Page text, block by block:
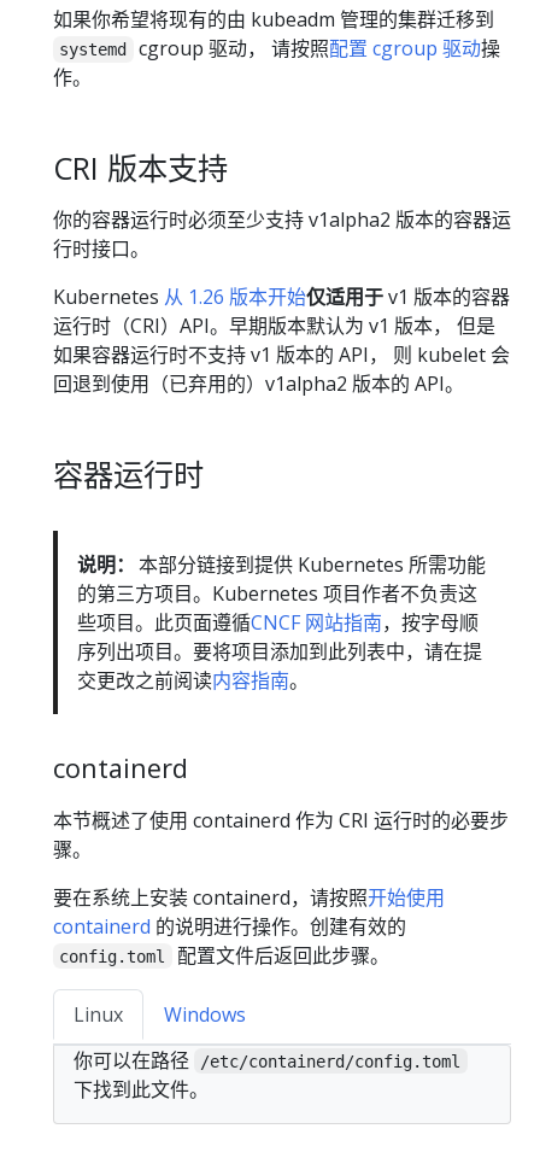
如果你希望将现有的由 kubeadm 管理的集群迁移到
systemd cgroup 驱动， 请按照配置 cgroup 驱动操
作。
CRI 版本支持
你的容器运行时必须至少支持 v1alpha2 版本的容器运
行时接口。
Kubernetes 从 1.26 版本开始仅适用于v1 版本的容器
运行时（CRI）API。早期版本默认为 v1 版本， 但是
如果容器运行时不支持 v1 版本的 API， 则 kubelet 会
回退到使用（已弃用的）v1alpha2 版本的 API。
容器运行时
说明： 本部分链接到提供 Kubernetes 所需功能
的第三方项目。Kubernetes 项目作者不负责这
些项目。此页面遵循CNCF 网站指南，按字母顺
序列出项目。要将项目添加到此列表中，请在提
交更改之前阅读内容指南。
containerd
本节概述了使用 containerd 作为 CRI 运行时的必要步
骤。
要在系统上安装 containerd，请按照开始使用
containerd 的说明进行操作。创建有效的
config.toml 配置文件后返回此步骤。
Linux
Windows
你可以在路径
/etc/containerd/config.toml
下找到此文件。